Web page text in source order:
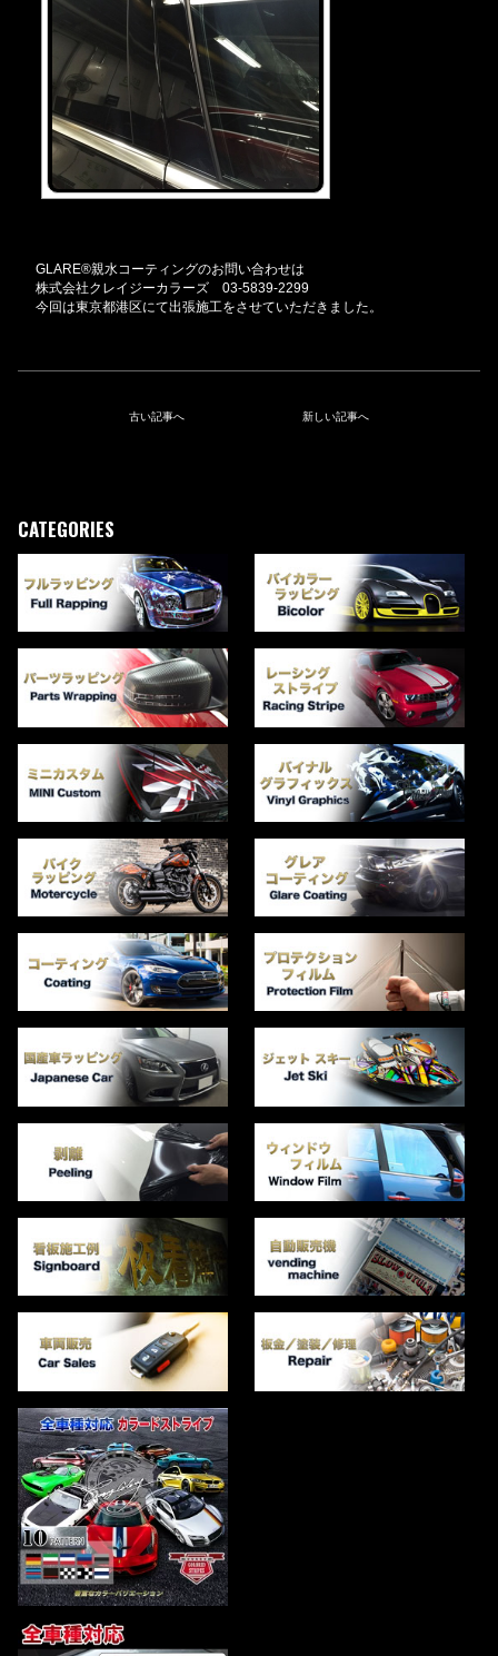
GLARE®親水コーティングのお問い合わせは
株式会社クレイジーカラーズ 03-5839-2299
今回は東京都港区にて出張施工をさせていただきました。
古い記事へ 新しい記事へ
CATEGORIES